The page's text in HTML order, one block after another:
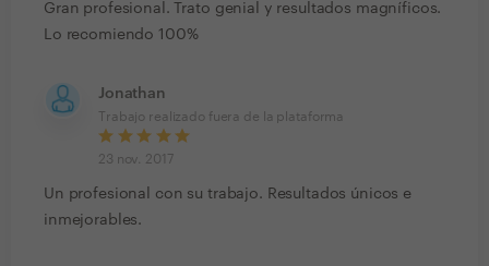
Gran profesional. Trato genial y resultados magníficos.
Lo recomiendo 100%
Jonathan
Trabajo realizado fuera de la plataforma
23 nov. 2017
Un profesional con su trabajo. Resultados únicos e
inmejorables.